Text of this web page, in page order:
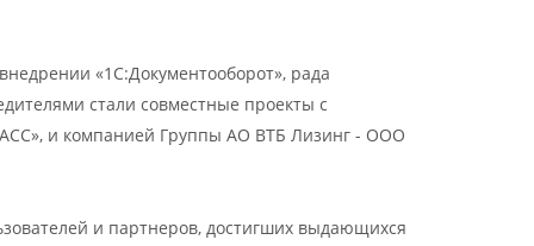
«1С:Документооборот», рада
стали совместные проекты с
и компанией Группы АО ВТБ Лизинг - ООО
и партнеров, достигших выдающихся